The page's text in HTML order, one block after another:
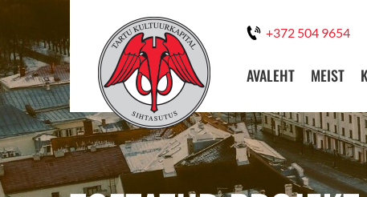
+372 504 9654
AVALEHT MEIST